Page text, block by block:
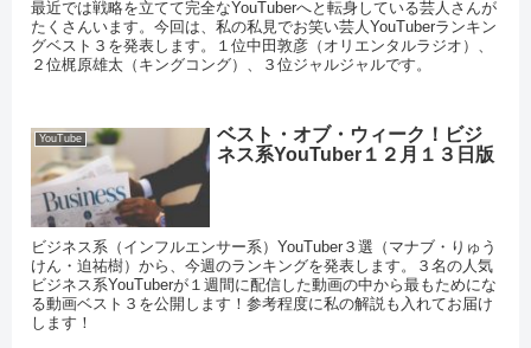
最近では戦略を立てて完全なYouTuberへと転身している芸人さんが
たくさんいます。今回は、私の私見でお笑い芸人YouTuberランキン
グベスト３を発表します。１位中田敦彦（オリエンタルラジオ）、
２位梶原雄太（キングコング）、３位ジャルジャルです。
YouTube
ベスト・オブ・ウィーク！ビジ
ネス系YouTuber１２月１３日版
ビジネス系（インフルエンサー系）YouTuber３選（マナブ・りゅう
けん・迫祐樹）から、今週のランキングを発表します。３名の人気
ビジネス系YouTuberが１週間に配信した動画の中から最もためにな
る動画ベスト３を公開します！参考程度に私の解説も入れてお届け
します！